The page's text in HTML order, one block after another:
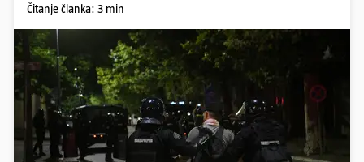
Čitanje članka: 3 min